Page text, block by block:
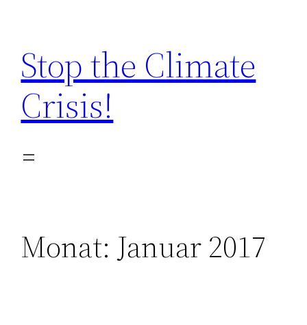
springen
Stop the Climate
Crisis!
Monat: Januar 2017